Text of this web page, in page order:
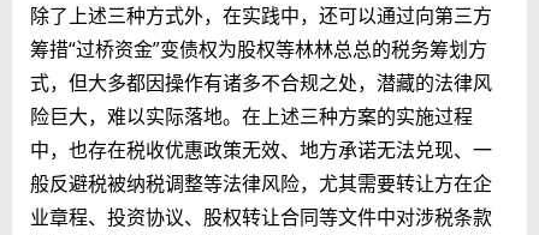
除了上述三种方式外，在实践中，还可以通过向第三方
筹措“过桥资金”变债权为股权等林林总总的税务筹划方
式，但大多都因操作有诸多不合规之处，潜藏的法律风
险巨大，难以实际落地。在上述三种方案的实施过程
中，也存在税收优惠政策无效、地方承诺无法兑现、一
般反避税被纳税调整等法律风险，尤其需要转让方在企
业章程、投资协议、股权转让合同等文件中对涉税条款